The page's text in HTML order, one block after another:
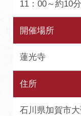
11：00～約10
開催場所
蓮光寺
住所
石川県加賀市